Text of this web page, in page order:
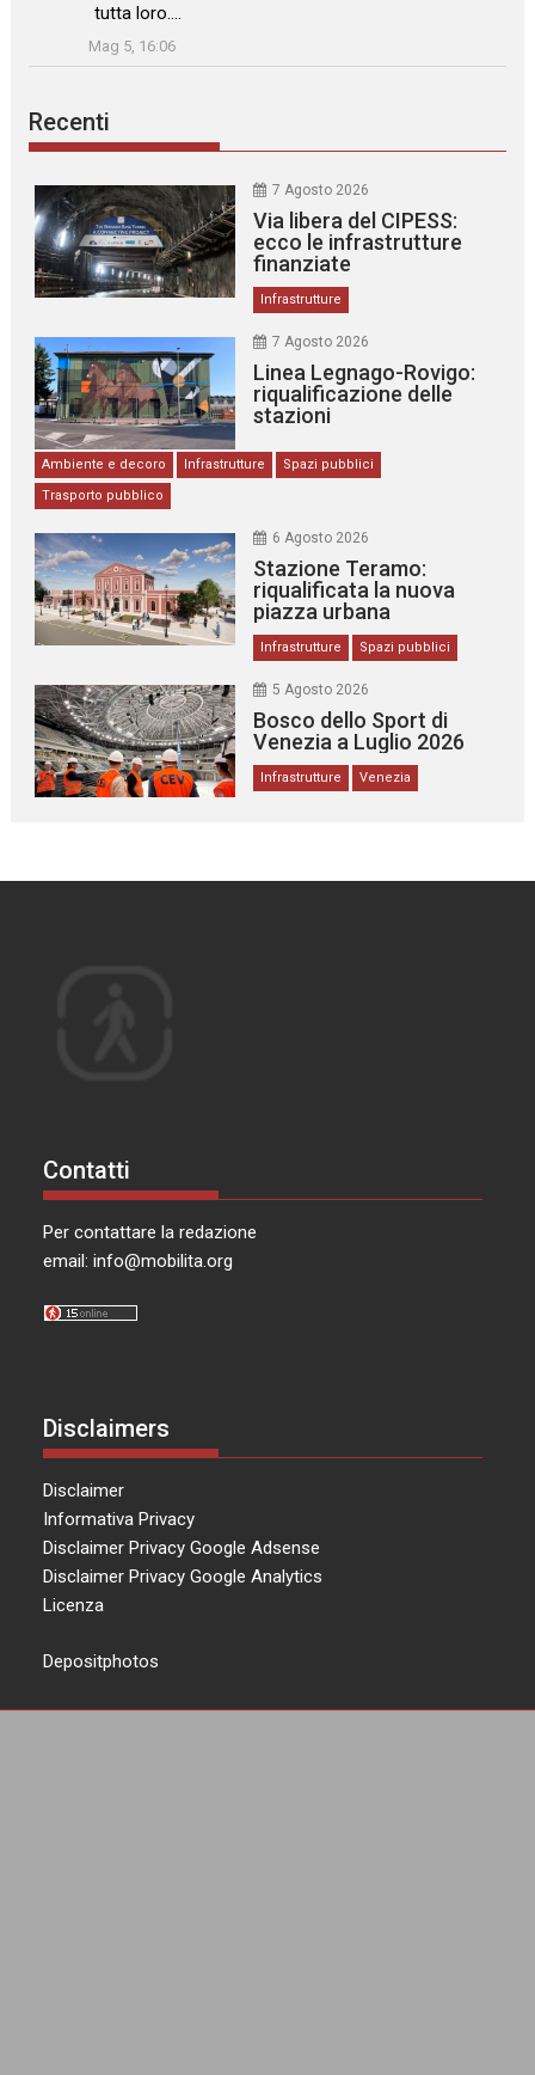
tutta loro.…
”
Mag 5, 16:06
Recenti
7 Agosto 2026
Via libera del CIPESS:
ecco le infrastrutture
finanziate
Infrastrutture
7 Agosto 2026
Linea Legnago-Rovigo:
riqualificazione delle
stazioni
Ambiente e decoro Infrastrutture
Spazi pubblici
Trasporto pubblico
6 Agosto 2026
Stazione Teramo:
riqualificata la nuova
piazza urbana
Infrastrutture Spazi pubblici
5 Agosto 2026
Bosco dello Sport di
Venezia a Luglio 2026
Infrastrutture Venezia
Contatti
Per contattare la redazione
email:info@mobilita.org
Disclaimers
Disclaimer
Informativa Privacy
Disclaimer Privacy Google Adsense
Disclaimer Privacy Google Analytics
Licenza
Depositphotos